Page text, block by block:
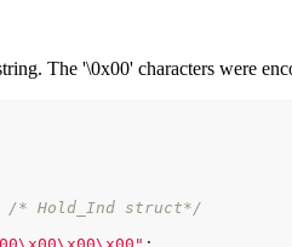
The '\0x00' characters were
/* Hold_Ind struct*/